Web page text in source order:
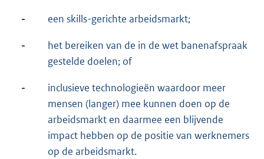
- een skills-gerichte arbeidsmarkt;
-
het bereiken van de in de wet banenafspraak
gestelde doelen; of
-
inclusieve technologieën waardoor meer
mensen (langer) mee kunnen doen op de
arbeidsmarkt en daarmee een blijvende
impact hebben op de positie van werknemers
op de arbeidsmarkt.